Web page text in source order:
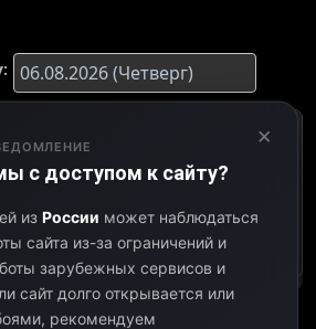
К сожалению, этот
телеканал не
программу передач на
выбранную дату.
×
с доступом к сайту?
из России может наблюдаться
сайта из-за ограничений и
зарубежных сервисов и
сайт долго открывается или
рекомендуем